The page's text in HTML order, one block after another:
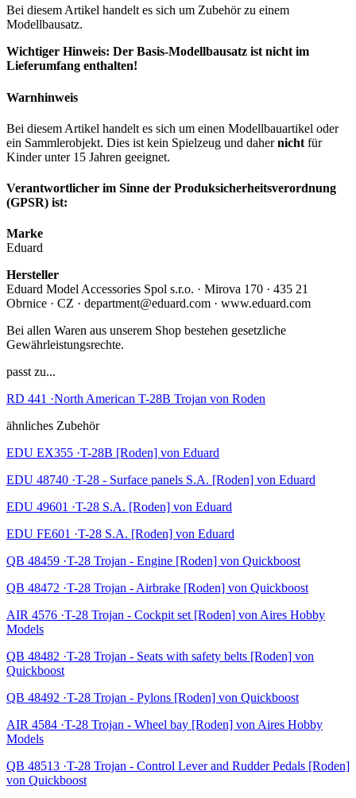
Bei diesem Artikel handelt es sich um Zubehör zu einem
Modellbausatz.
Wichtiger Hinweis: Der Basis-Modellbausatz ist nicht im
Lieferumfang enthalten!
Warnhinweis
Bei diesem Artikel handelt es sich um einen Modellbauartikel oder
ein Sammlerobjekt. Dies ist kein Spielzeug und dahernicht für
Kinder unter 15 Jahren geeignet.
Verantwortlicher im Sinne der Produksicherheitsverordnung
(GPSR) ist:
Marke
Eduard
Hersteller
Eduard Model Accessories Spol s.r.o. · Mirova 170 · 435 21
Obrnice · CZ · department@eduard.com · www.eduard.com
Bei allen Waren aus unserem Shop bestehen gesetzliche
Gewährleistungsrechte.
passt zu...
RD 441 ·North American T-28B Trojan von Roden
ähnliches Zubehör
EDU EX355 ·T-28B [Roden] von Eduard
EDU 48740 ·T-28 - Surface panels S.A. [Roden] von Eduard
EDU 49601 ·T-28 S.A. [Roden] von Eduard
EDU FE601 ·T-28 S.A. [Roden] von Eduard
QB 48459 ·T-28 Trojan - Engine [Roden] von Quickboost
QB 48472 ·T-28 Trojan - Airbrake [Roden] von Quickboost
AIR 4576 ·T-28 Trojan - Cockpit set [Roden] von Aires Hobby
Models
QB 48482 ·T-28 Trojan - Seats with safety belts [Roden] von
Quickboost
QB 48492 ·T-28 Trojan - Pylons [Roden] von Quickboost
AIR 4584 ·T-28 Trojan - Wheel bay [Roden] von Aires Hobby
Models
QB 48513 ·T-28 Trojan - Control Lever and Rudder Pedals [Roden]
von Quickboost